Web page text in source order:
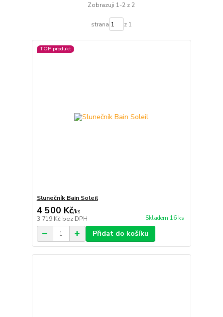
Zobrazuji 1-2 z 2
strana z 1
TOP produkt
Slunečník Bain Soleil
4 500 Kč/ks
3 719 Kč bez DPH Skladem 16 ks
Přidat do košíku